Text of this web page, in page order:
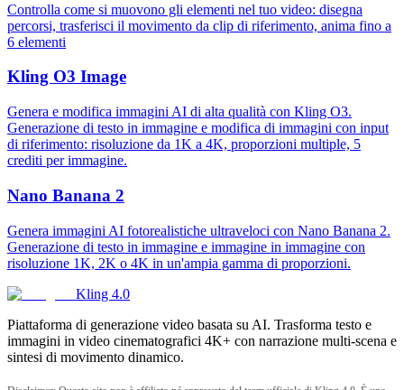
Controlla come si muovono gli elementi nel tuo video: disegna
percorsi, trasferisci il movimento da clip di riferimento, anima fino a
6 elementi
Kling O3 Image
Genera e modifica immagini AI di alta qualità con Kling O3.
Generazione di testo in immagine e modifica di immagini con input
di riferimento: risoluzione da 1K a 4K, proporzioni multiple, 5
crediti per immagine.
Nano Banana 2
Genera immagini AI fotorealistiche ultraveloci con Nano Banana 2.
Generazione di testo in immagine e immagine in immagine con
risoluzione 1K, 2K o 4K in un'ampia gamma di proporzioni.
Kling 4.0
Piattaforma di generazione video basata su AI. Trasforma testo e
immagini in video cinematografici 4K+ con narrazione multi-scena e
sintesi di movimento dinamico.